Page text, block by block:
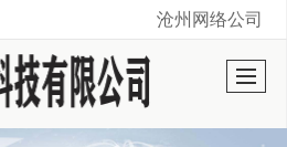
很遗憾，因您的浏览器版本过低导致无法获得最佳浏览体验，推荐下载安装谷歌浏览器！
沧州网络公司